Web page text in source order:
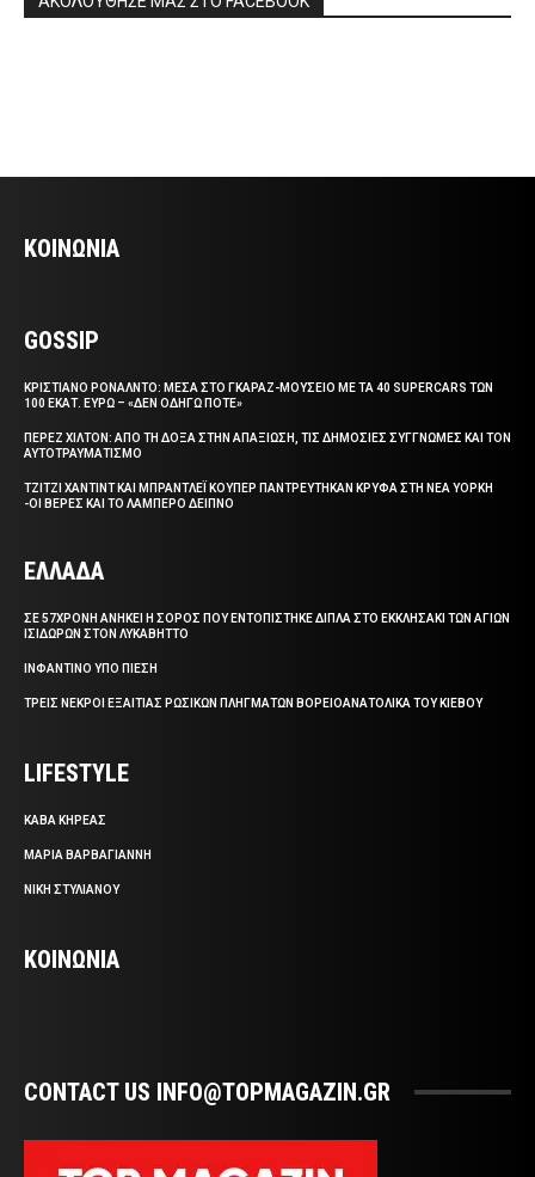
ΚΟΙΝΩΝΙΑ
GOSSIP
ΚΡΙΣΤΙΑΝΟ ΡΟΝΑΛΝΤΟ: ΜΕΣΑ ΣΤΟ ΓΚΑΡΑΖ-ΜΟΥΣΕΙΟ ΜΕ ΤΑ 40 SUPERCARS ΤΩΝ
100 ΕΚΑΤ. ΕΥΡΩ – «ΔΕΝ ΟΔΗΓΩ ΠΟΤΕ»
ΠΕΡΕΖ ΧΙΛΤΟΝ: ΑΠΟ ΤΗ ΔΟΞΑ ΣΤΗΝ ΑΠΑΞΙΩΣΗ, ΤΙΣ ΔΗΜΟΣΙΕΣ ΣΥΓΓΝΩΜΕΣ ΚΑΙ ΤΟΝ
ΑΥΤΟΤΡΑΥΜΑΤΙΣΜΟ
ΤΖΙΤΖΙ ΧΑΝΤΙΝΤ ΚΑΙ ΜΠΡΑΝΤΛΕΪ ΚΟΥΠΕΡ ΠΑΝΤΡΕΥΤΗΚΑΝ ΚΡΥΦΑ ΣΤΗ ΝΕΑ ΥΟΡΚΗ
-ΟΙ ΒΕΡΕΣ ΚΑΙ ΤΟ ΛΑΜΠΕΡΟ ΔΕΙΠΝΟ
ΕΛΛΑΔΑ
ΣΕ 57ΧΡΟΝΗ ΑΝΗΚΕΙ Η ΣΟΡΟΣ ΠΟΥ ΕΝΤΟΠΙΣΤΗΚΕ ΔΙΠΛΑ ΣΤΟ ΕΚΚΛΗΣΑΚΙ ΤΩΝ ΑΓΙΩΝ
ΙΣΙΔΩΡΩΝ ΣΤΟΝ ΛΥΚΑΒΗΤΤΟ
ΙΝΦΑΝΤΙΝΟ ΥΠΟ ΠΙΕΣΗ
ΤΡΕΙΣ ΝΕΚΡΟΙ ΕΞΑΙΤΙΑΣ ΡΩΣΙΚΩΝ ΠΛΗΓΜΑΤΩΝ ΒΟΡΕΙΟΑΝΑΤΟΛΙΚΑ ΤΟΥ ΚΙΕΒΟΥ
LIFESTYLE
ΚΑΒΑ ΚΗΡΕΑΣ
ΜΑΡΙΑ ΒΑΡΒΑΓΙΑΝΝΗ
ΝΙΚΗ ΣΤΥΛΙΑΝΟΥ
ΚΟΙΝΩΝΙΑ
CONTACT US INFO@TOPMAGAZIN.GR